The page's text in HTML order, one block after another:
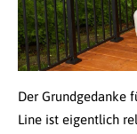
Der Grundgedanke
Line ist eigentlich